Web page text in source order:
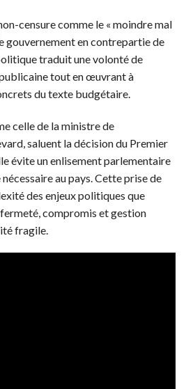
censure comme le « moindre mal
gouvernement en contrepartie de
traduit une volonté de
tout en œuvrant à
du texte budgétaire.
celle de la ministre de
saluent la décision du Premier
évite un enlisement parlementaire
au pays. Cette prise de
des enjeux politiques que
compromis et gestion
fragile.